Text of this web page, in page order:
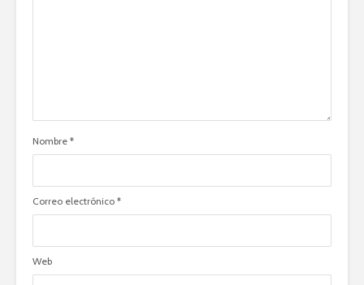
Nombre *
Correo electrónico *
Web